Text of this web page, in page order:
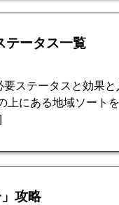
テータス一覧
ステータスと効果
上にある地域ソート
攻略